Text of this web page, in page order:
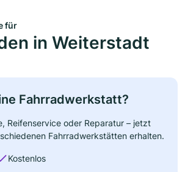
für
in Weiterstadt
Fahrradwerkstatt?
Reifenservice oder Reparatur – jetzt
Fahrradwerkstätten erhalten.
Kostenlos